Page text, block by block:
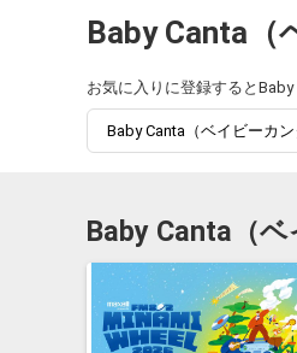
Baby Canta（
お気に入りに登録すると
Baby Canta（ベイビーカ
Baby Canta（